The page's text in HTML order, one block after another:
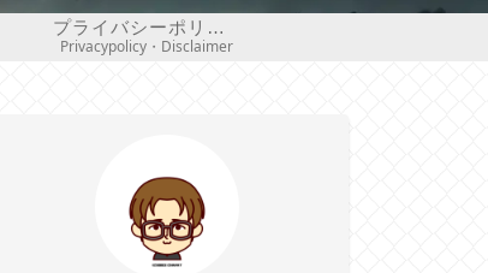
プライバシーポリシー・免責事項
Privacypolicy・Disclaimer